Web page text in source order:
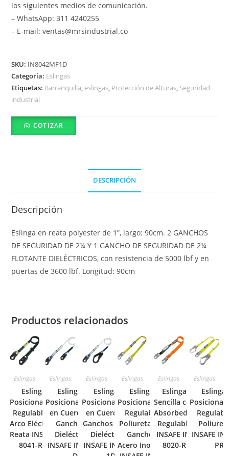
los siguientes medios de comunicación.
– WhatsApp: 311 4240255
– E-mail: ventas@mrsindustrial.co
SKU: IN8042MF1D
Categoría: Eslingas
Etiquetas: Barranquilla, eslingas, Protección de Alturas, Seguridad
industrial
COTIZAR
DESCRIPCIÓN
Descripción
Eslinga en reata polyester de 1”, largo: 90cm. 2 GANCHOS
DE SEGURIDAD DE 2¼ Y 1 GANCHO DE SEGURIDAD DE 2¼
FLOTANTE DIELÉCTRICOS, con resistencia de 5000 lbf y en
puertas de 3600 lbf. Longitud: 90cm
Productos relacionados
Eslingas
Eslinga de
Posicionamiento
Regulable para
Arco Eléctrico en
Reata INSAFE IN-
8041-R-ARC
Eslingas
Eslinga de
Posicionamiento
en Cuerda con
Ganchos ¾
Dieléctricos
INSAFE IN-8040-
Eslingas
Eslinga de
Posicionamiento
en Cuerda con
Ganchos Mixtos
Dieléctricos
INSAFE IN-8040-
Eslingas
Eslinga de
Posicionamiento
Regulable en
Poliuretano con
Ganchos en
Acero Inoxidable
Eslingas
Eslinga
Sencilla con
Absorbedor
Regulable
INSAFE IN-
8020-R
Eslingas
Eslinga
INSAFE
PR